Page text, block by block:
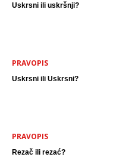
Uskrsni ili uskršnji?
PRAVOPIS
Uskrsni ili Uskrsni?
PRAVOPIS
Rezač ili rezać?